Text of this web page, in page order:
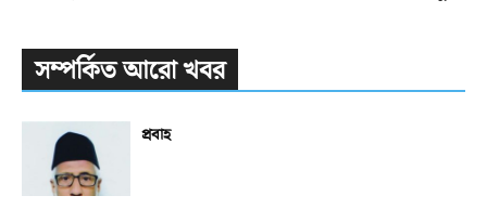
সম্পর্কিত আরো খবর
প্রবাহ